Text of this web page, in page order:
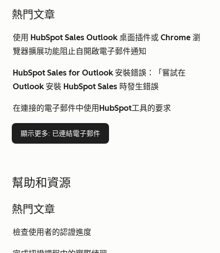
熱門文章
使用 HubSpot Sales Outlook 桌面插件或 Chrome 瀏
覽器擴展功能阻止自開啟電子郵件通知
HubSpot Sales for Outlook 安裝錯誤：「嘗試在
Outlook 安裝 HubSpot Sales 時發生錯誤
在連接的電子郵件中使用HubSpot工具的要求
顯示更多: 已連結電子郵件
幫助和資源
熱門文章
檢查使用者的認證進度